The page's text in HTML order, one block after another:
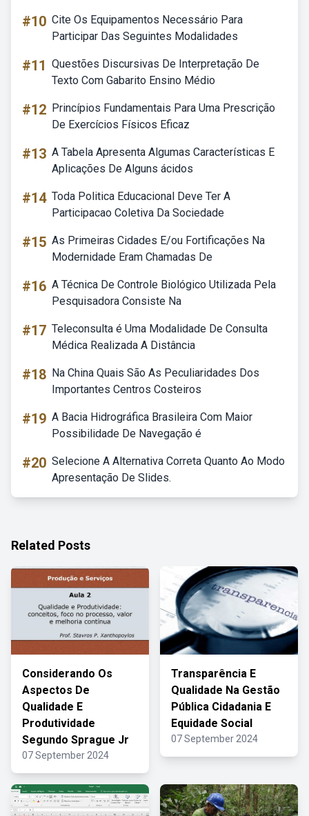
#10 Cite Os Equipamentos Necessário Para
Participar Das Seguintes Modalidades
#11 Questões Discursivas De Interpretação De
Texto Com Gabarito Ensino Médio
#12 Princípios Fundamentais Para Uma Prescrição
De Exercícios Físicos Eficaz
#13 A Tabela Apresenta Algumas Características E
Aplicações De Alguns ácidos
#14 Toda Politica Educacional Deve Ter A
Participacao Coletiva Da Sociedade
#15 As Primeiras Cidades E/ou Fortificações Na
Modernidade Eram Chamadas De
#16 A Técnica De Controle Biológico Utilizada Pela
Pesquisadora Consiste Na
#17 Teleconsulta é Uma Modalidade De Consulta
Médica Realizada A Distância
#18 Na China Quais São As Peculiaridades Dos
Importantes Centros Costeiros
#19 A Bacia Hidrográfica Brasileira Com Maior
Possibilidade De Navegação é
#20 Selecione A Alternativa Correta Quanto Ao Modo
Apresentação De Slides.
Related Posts
Considerando Os
Aspectos De
Qualidade E
Produtividade
Segundo Sprague Jr
07 September 2024
Transparência E
Qualidade Na Gestão
Pública Cidadania E
Equidade Social
07 September 2024